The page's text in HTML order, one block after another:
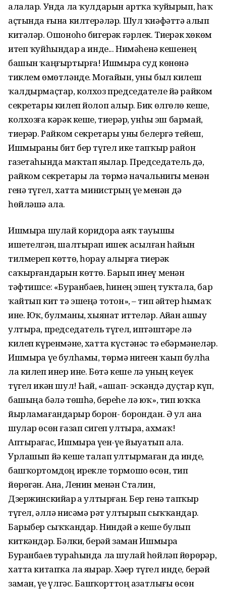
алалар. Унда ла ҡулдарын артҡа ҡуйҙырып, һаҡ
аҫтында ғына килтерәләр. Шул ҡиәфәттә алып
китәләр. Ошоноһо бигерәк ғәрлек. Тиҙерәк хөкөм
итеп ҡуйһындар ҙа инде... Нимәһенә кешенең
башын ҡаңғыртырға! Ишмырҙа суд көнөнә
тиклем өмөтләнде. Моғайын, уны был килеш
ҡалдырмаҫтар, колхоз председателе йә райком
секретары килеп йолоп алыр. Бик өлгөлө кеше,
колхозға кәрәк кеше, тиерҙәр, унһыҙ эш бармай,
тиерҙәр. Райком секретары уны белергә тейеш,
Ишмырҙаны бит бер түгел ике тапҡыр район
газетаһында маҡтап яҙҙылар. Председатель дә,
райком секретары ла төрмә начальнигы менән
генә түгел, хатта министрҙың үҙе менән дә
һөйләшә ала.
Ишмырҙа шулай коридорҙа аяҡ тауышы
ишетелгән, шалтырап ишек асылған һайын
тилмереп көттө, һорау алырға тиҙерәк
саҡырғандарын көттө. Барып инеү менән
тәфтишсе: «Буранбаев, һинең эшең туҡтала, бар
ҡайтып кит тә эшеңә тотон», – тип әйтер һымаҡ
ине. Юҡ, булманы, хыянат иттеләр. Айҙан ашыу
ултыра, председатель түгел, иптәштәре лә
килеп күренмәне, хатта күстәнәс тә ебәрмәнеләр.
Ишмырҙа үҙе булһамы, төрмә нигеҙен ҡаҙып булһа
ла килеп инер ине. Бөтә кеше лә уның кеүек
түгел икән шул! Һай, «ашап- эскәндә дуҫтар күп,
башыңа бәлә төшһә, береһе лә юҡ», тип юҡҡа
йырламағандарҙыр борон- борондан. Ә ул ана
шулар өсөн ғазап сигеп ултыра, ахмаҡ!
Аптырағас, Ишмырҙа үҙен-үҙе йыуатып ала.
Урлашып йә кеше талап ултырмаған да инде,
башҡортомдоң ирекле тормошо өсөн, тип
йөрөгән. Ана, Ленин менән Сталин,
Дзержинскийҙар ҙа ултырған. Бер генә тапҡыр
түгел, әллә нисәмә рәт ултырып сыҡҡандар.
Барыбер сыҡҡандар. Ниндәй ҙә кеше булып
киткәндәр. Бәлки, берәй заман Ишмырҙа
Буранбаев тураһында ла шулай һөйләп йөрөрҙәр,
хатта китапҡа ла яҙырҙар. Хәҙер түгел инде, берәй
заман, үҙе үлгәс. Башҡорттоң азатлығы өсөн